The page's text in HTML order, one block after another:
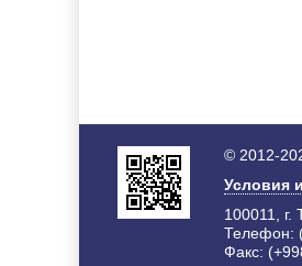
© 2012-
Условия
100011, г.
Телефон:
Факс: